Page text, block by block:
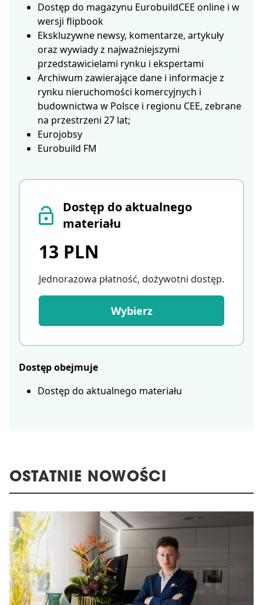
Dostęp do aktualnego
materiału
13 PLN
Jednorazowa płatność, dożywotni dostęp.
Wybierz
Dostęp obejmuje
Dostęp do aktualnego materiału
Dostęp do magazynu EurobuildCEE online i w
wersji flipbook
Ekskluzywne newsy, komentarze, artykuły
oraz wywiady z najważniejszymi
przedstawicielami rynku i ekspertami
Archiwum zawierające dane i informacje z
rynku nieruchomości komercyjnych i
budownictwa w Polsce i regionu CEE, zebrane
na przestrzeni 27 lat;
Eurojobsy
Eurobuild FM
OSTATNIE NOWOŚCI